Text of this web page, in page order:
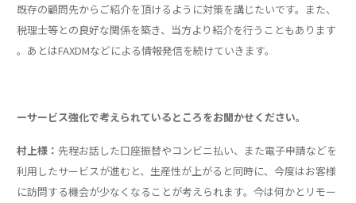
既存の顧問先からご紹介を頂けるように対策を講じたいです。また、
税理士等との良好な関係を築き、当方より紹介を行うこともあります
。あとはFAXDMなどによる情報発信を続けていきます。
ーサービス強化で考えられているところをお聞かせください。
村上様： 先程お話した口座振替やコンビニ払い、また電子申請などを
利用したサービスが進むと、生産性が上がると同時に、今度はお客様
に訪問する機会が少なくなることが考えられます。今は何かとリモー